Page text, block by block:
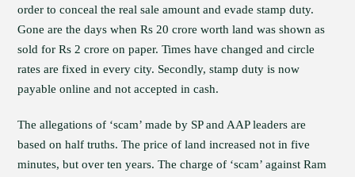
order to conceal the real sale amount and evade stamp duty.
Gone are the days when Rs 20 crore worth land was shown as
sold for Rs 2 crore on paper. Times have changed and circle
rates are fixed in every city. Secondly, stamp duty is now
payable online and not accepted in cash.
The allegations of ‘scam’ made by SP and AAP leaders are
based on half truths. The price of land increased not in five
minutes, but over ten years. The charge of ‘scam’ against Ram